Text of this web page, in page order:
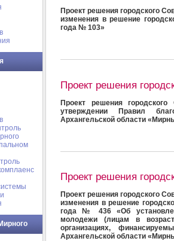
Проект решения городского
изменения в решение
года № 103»
Проект решения
Проект решения
утверждении Правил
Архангельской области
Проект решения
Проект решения городского
изменения в решение
года № 436 «Об
молодежи (лицам в
организациях,
Архангельской области